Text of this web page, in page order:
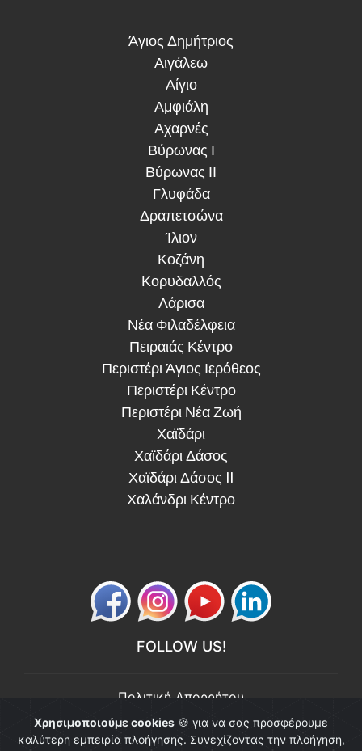
Άγιος Δημήτριος
Αιγάλεω
Αίγιο
Αμφιάλη
Αχαρνές
Βύρωνας Ι
Βύρωνας ΙΙ
Γλυφάδα
Δραπετσώνα
Ίλιον
Κοζάνη
Κορυδαλλός
Λάρισα
Νέα Φιλαδέλφεια
Πειραιάς Κέντρο
Περιστέρι Άγιος Ιερόθεος
Περιστέρι Κέντρο
Περιστέρι Νέα Ζωή
Χαϊδάρι
Χαϊδάρι Δάσος
Χαϊδάρι Δάσος II
Χαλάνδρι Κέντρο
FOLLOW US!
Πολιτική Απορρήτου
Πολιτική Ποιότητας
Χρησιμοποιούμε cookies 🍪 για να σας προσφέρουμε
καλύτερη εμπειρία πλοήγησης. Συνεχίζοντας την πλοήγηση,